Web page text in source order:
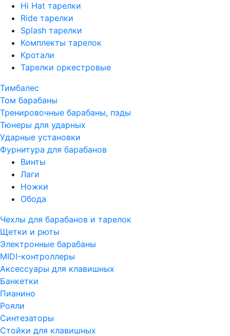
Hi Hat тарелки
Ride тарелки
Splash тарелки
Комплекты тарелок
Кротали
Тарелки оркестровые
Тимбалес
Том барабаны
Тренировочные барабаны, пэды
Тюнеры для ударных
Ударные установки
Фурнитура для барабанов
Винты
Лаги
Ножки
Обода
Чехлы для барабанов и тарелок
Щетки и рюты
Электронные барабаны
MIDI-контроллеры
Аксессуары для клавишных
Банкетки
Пианино
Рояли
Синтезаторы
Стойки для клавишных